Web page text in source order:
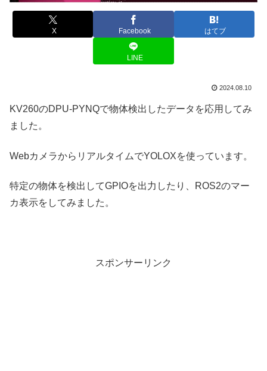
X Facebook はてブ
LINE
2024.08.10
KV260のDPU-PYNQで物体検出したデータを応用してみ
ました。
WebカメラからリアルタイムでYOLOXを使っています。
特定の物体を検出してGPIOを出力したり、ROS2のマー
カ表示をしてみました。
スポンサーリンク